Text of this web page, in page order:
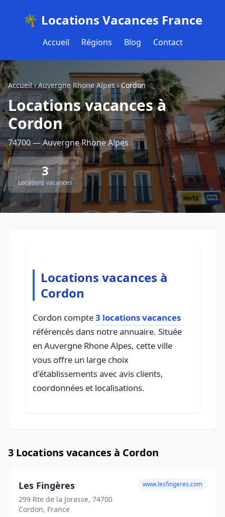
🌴 Locations Vacances France
Accueil Régions Blog Contact
Accueil›Auvergne Rhone Alpes›Cordon
Locations vacances à
Cordon
74700 — Auvergne Rhone Alpes
3
Locations vacances
Locations vacances à
Cordon
Cordon compte3 locations vacances
référencés dans notre annuaire. Située
en Auvergne Rhone Alpes, cette ville
vous offre un large choix
d'établissements avec avis clients,
coordonnées et localisations.
3 Locations vacances à Cordon
Les Fingères
299 Rte de la Jorasse, 74700
Cordon, France
www.lesfingeres.com